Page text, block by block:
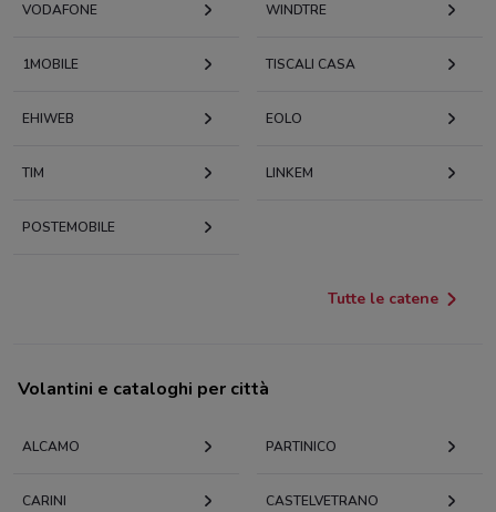
VODAFONE WINDTRE
1MOBILE TISCALI CASA
EHIWEB EOLO
TIM LINKEM
POSTEMOBILE
Tutte le catene
Volantini e cataloghi per città
ALCAMO PARTINICO
CARINI CASTELVETRANO